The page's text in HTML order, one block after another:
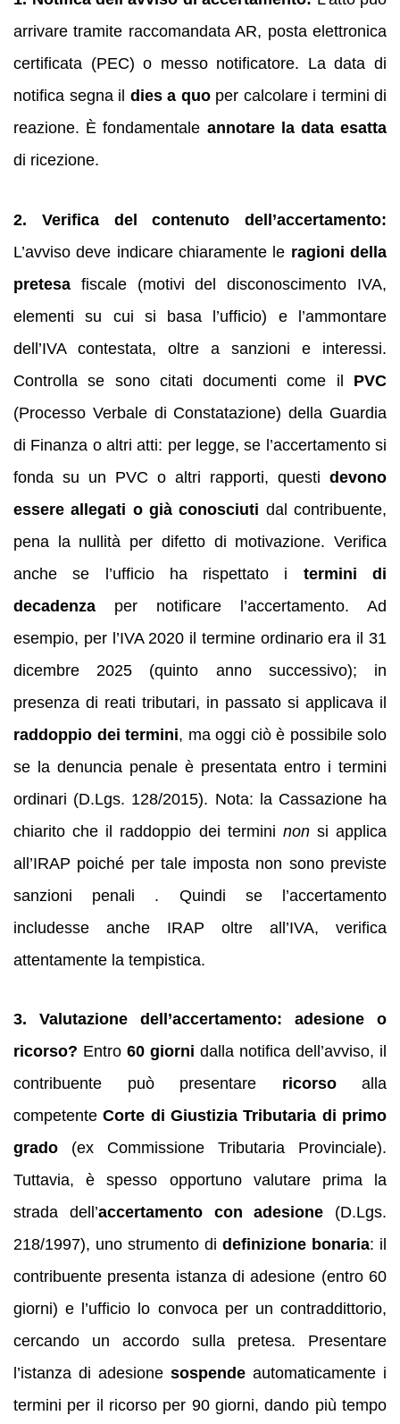
arrivare tramite raccomandata AR, posta elettronica
certificata (PEC) o messo notificatore. La data di
notifica segna il dies a quoper calcolare i termini di
reazione. È fondamentale annotare la data esatta
di ricezione.
2. Verifica del contenuto dell’accertamento:
L’avviso deve indicare chiaramente le ragioni della
pretesa fiscale (motivi del disconoscimento IVA,
elementi su cui si basa l’ufficio) e l’ammontare
dell’IVA contestata, oltre a sanzioni e interessi.
Controlla se sono citati documenti come il PVC
(Processo Verbale di Constatazione) della Guardia
di Finanza o altri atti: per legge, se l’accertamento si
fonda su un PVC o altri rapporti, questi devono
essere allegati o già conosciuti dal contribuente,
pena la nullità per difetto di motivazione. Verifica
anche se l’ufficio ha rispettato i termini di
decadenza per notificare l’accertamento. Ad
esempio, per l’IVA 2020 il termine ordinario era il 31
dicembre 2025 (quinto anno successivo); in
presenza di reati tributari, in passato si applicava il
raddoppio dei termini, ma oggi ciò è possibile solo
se la denuncia penale è presentata entro i termini
ordinari (D.Lgs. 128/2015). Nota: la Cassazione ha
chiarito che il raddoppio dei termini nonsi applica
all’IRAP poiché per tale imposta non sono previste
sanzioni penali . Quindi se l’accertamento
includesse anche IRAP oltre all’IVA, verifica
attentamente la tempistica.
3. Valutazione dell’accertamento: adesione o
ricorso? Entro 60 giorni dalla notifica dell’avviso, il
contribuente può presentare ricorsoalla
competenteCorte di Giustizia Tributaria di primo
grado (ex Commissione Tributaria Provinciale).
Tuttavia, è spesso opportuno valutare prima la
strada dell’accertamento con adesione (D.Lgs.
218/1997), uno strumento di definizione bonaria: il
contribuente presenta istanza di adesione (entro 60
giorni) e l’ufficio lo convoca per un contraddittorio,
cercando un accordo sulla pretesa. Presentare
l’istanza di adesione sospende automaticamente i
termini per il ricorso per 90 giorni, dando più tempo